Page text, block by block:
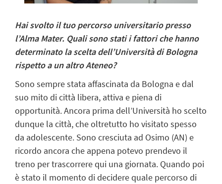
Hai svolto il tuo percorso universitario presso
l’Alma Mater. Quali sono stati i fattori che hanno
determinato la scelta dell’Università di Bologna
rispetto a un altro Ateneo?
Sono sempre stata affascinata da Bologna e dal
suo mito di città libera, attiva e piena di
opportunità. Ancora prima dell’Università ho scelto
dunque la città, che oltretutto ho visitato spesso
da adolescente. Sono cresciuta ad Osimo (AN) e
ricordo ancora che appena potevo prendevo il
treno per trascorrere qui una giornata. Quando poi
è stato il momento di decidere quale percorso di